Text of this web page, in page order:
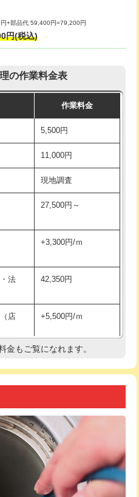
27,500円
38,500円
38,500円
現場見積
16,500円
格です。
ッキ
16,500円+材料費
11,000円+材料費
13,200円
16,500円
栓） 16,500円
16,500円
5,500円
ンド止
5,500円
戻し作
11,000円
・銅
)
44,000円
銅
+8,800円
作
11,000円~
+部品代 59,400円=79,200円
円(税込)
の作業料金表
作業料金
5,500円
11,000円
現地調査
27,500円～
+3,300円/ｍ
法
42,350円
店
+5,500円/ｍ
現地調査
+3,300円
33,000円
8,800円
金もご覧になれます。